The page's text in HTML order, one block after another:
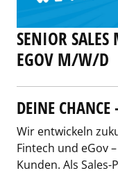
SENIOR
EGOV M/W/D
DEINE
Wir entwickeln
Fintech und eGov
Kunden. Als